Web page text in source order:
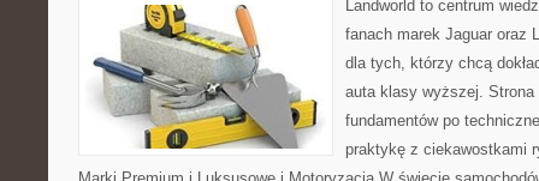
Landworld to centrum
fanach marek Jaguar oraz
dla tych, którzy chcą
auta klasy wyższej.
fundamentów po
praktykę z ciekawostkami